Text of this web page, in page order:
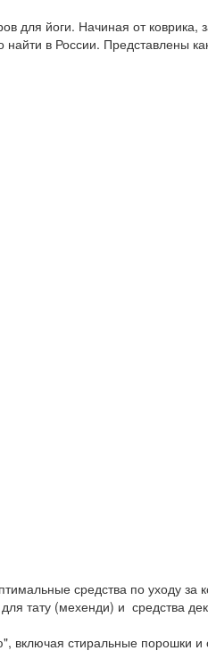
для йоги. Начиная от
найти в России.
средства по уходу за
тату (мехенди) и средства
стиральные порошки и